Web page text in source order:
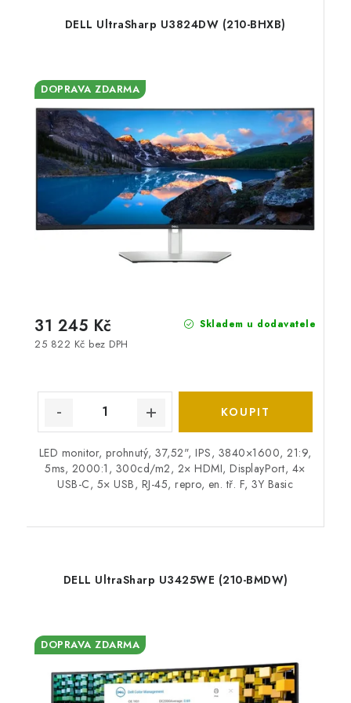
DELL UltraSharp U3824DW (210-BHXB)
DOPRAVA ZDARMA
Skladem u dodavatele
25 822 Kč bez DPH
31 245 Kč
LED monitor, prohnutý, 37,52", IPS, 3840×1600, 21:9,
5ms, 2000:1, 300cd/m2, 2× HDMI, DisplayPort, 4×
USB-C, 5× USB, RJ-45, repro, en. tř. F, 3Y Basic
DELL UltraSharp U3425WE (210-BMDW)
DOPRAVA ZDARMA